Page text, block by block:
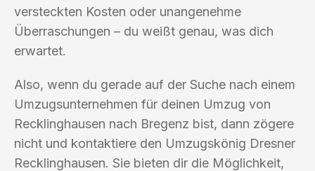
versteckten Kosten oder unangenehme
Überraschungen – du weißt genau, was dich
erwartet.
Also, wenn du gerade auf der Suche nach einem
Umzugsunternehmen für deinen Umzug von
Recklinghausen nach Bregenz bist, dann zögere
nicht und kontaktiere den Umzugskönig Dresner
Recklinghausen. Sie bieten dir die Möglichkeit,